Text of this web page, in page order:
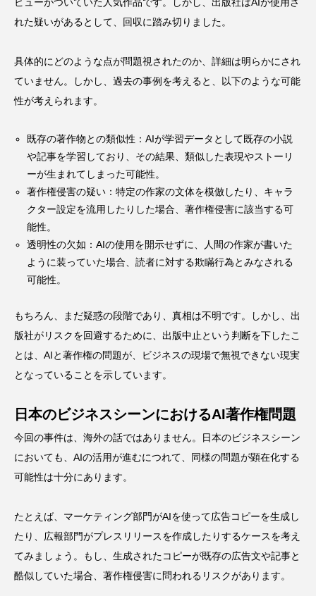
れた疑いがあるとして、回収に踏み切りました。
具体的にどのような点が問題視されたのか、詳細は明らかにされ
ていません。しかし、過去の事例を考えると、以下のような可能
性が考えられます。
既存の著作物との類似性：AIが学習データとして既存の小説
や記事を学習しており、その結果、類似した表現やストーリ
ーが生まれてしまった可能性。
著作権侵害の疑い：特定の作家の文体を模倣したり、キャラ
クター設定を流用したりした場合、著作権侵害に該当する可
能性。
透明性の欠如：AIの使用を開示せずに、人間の作家が書いた
ように装っていた場合、読者に対する欺瞞行為とみなされる
可能性。
もちろん、まだ疑惑の段階であり、真相は不明です。しかし、出
版社がリスクを回避するために、出版中止という判断を下したこ
とは、AIと著作権の問題が、ビジネスの現場で無視できない現実
となっていることを示しています。
日本のビジネスシーンにおけるAI著作権問題
今回の事件は、海外の話ではありません。日本のビジネスシーン
においても、AIの活用が進むにつれて、同様の問題が顕在化する
可能性は十分にあります。
たとえば、マーケティング部門がAIを使って広告コピーを生成し
たり、広報部門がプレスリリースを作成したりするケースを考え
てみましょう。もし、生成されたコピーが既存の広告文や記事と
酷似していた場合、著作権侵害に問われるリスクがあります。